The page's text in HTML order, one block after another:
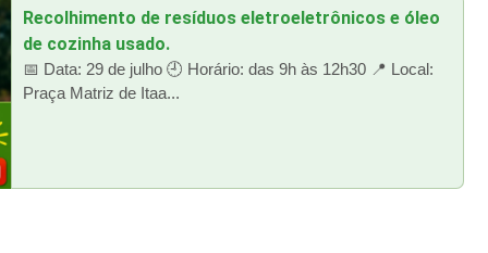
Recolhimento de resíduos eletroeletrônicos e óleo
de cozinha usado.
📅 Data: 29 de julho 🕘 Horário: das 9h às 12h30 📍 Local:
Praça Matriz de Itaa...